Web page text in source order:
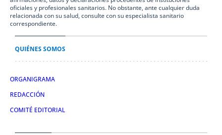
oficiales y profesionales sanitarios. No obstante, ante cualquier duda
relacionada con su salud, consulte con su especialista sanitario
correspondiente.
QUIÉNES SOMOS
ORGANIGRAMA
REDACCIÓN
COMITÉ EDITORIAL